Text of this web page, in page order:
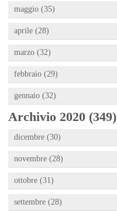
maggio (35)
aprile (28)
marzo (32)
febbraio (29)
gennaio (32)
Archivio 2020 (349)
dicembre (30)
novembre (28)
ottobre (31)
settembre (28)